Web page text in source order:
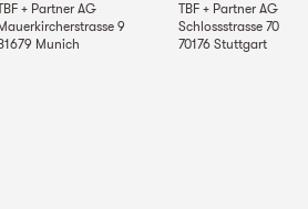
+ Partner AG
Mauerkircherstrasse 9
Munich
TBF + Partner AG
Schlossstrasse 70
70176 Stuttgart